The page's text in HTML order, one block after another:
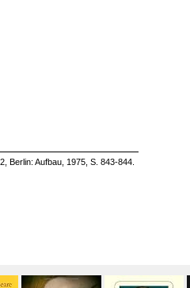
Berlin: Aufbau, 1975, S. 843-844.